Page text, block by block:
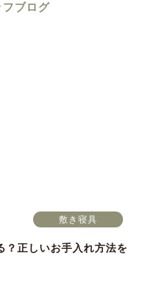
フブログ
敷き寝具
？正しいお手入れ方法を